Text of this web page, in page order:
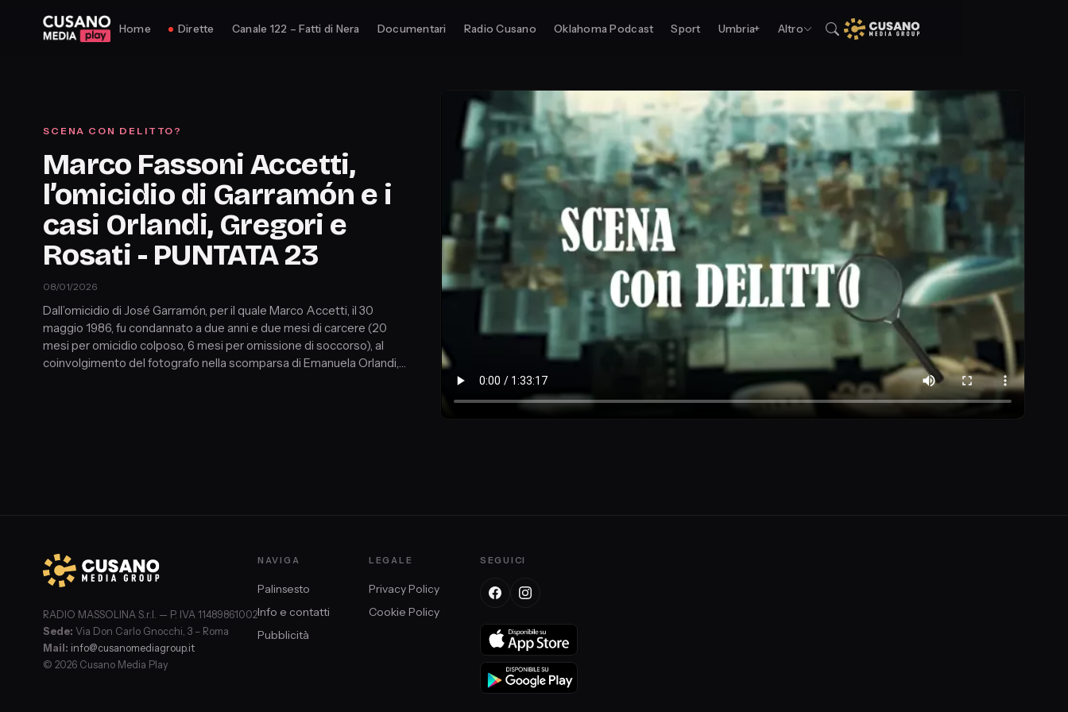
Home Dirette Canale 122 – Fatti di Nera Documentari Radio Cusano Oklahoma Podcast Sport Umbria+ Altro
SCENA CON DELITTO?
Marco Fassoni Accetti,
l’omicidio di Garramón e i
casi Orlandi, Gregori e
Rosati - PUNTATA 23
08/01/2026
Dall’omicidio di José Garramón, per il quale Marco Accetti, il 30
maggio 1986, fu condannato a due anni e due mesi di carcere (20
mesi per omicidio colposo, 6 mesi per omissione di soccorso), al
coinvolgimento del fotografo nella scomparsa di Emanuela Orlandi,
RADIO MASSOLINA S.r.l. — P. IVA 11489861002
Sede: Via Don Carlo Gnocchi, 3 – Roma
Mail: info@cusanomediagroup.it
© 2026 Cusano Media Play
NAVIGA
Palinsesto
Info e contatti
Pubblicità
LEGALE
Privacy Policy
Cookie Policy
SEGUICI